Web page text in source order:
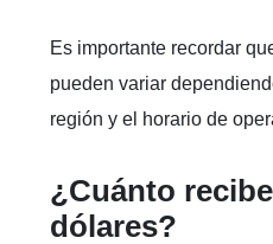
Es importante recordar
pueden variar
región y el horario de
¿Cuánto
dólares?